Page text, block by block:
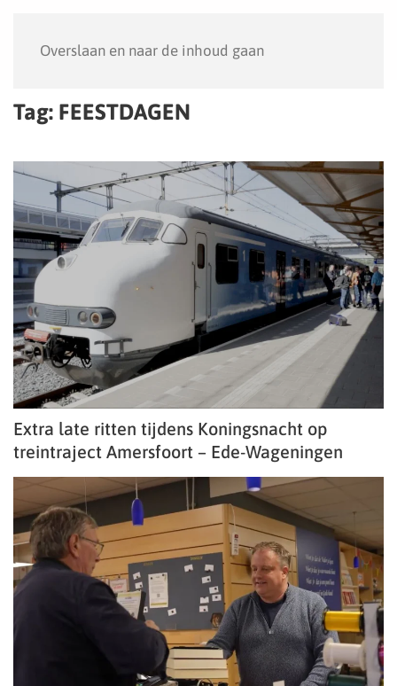
Overslaan en naar de inhoud gaan
Tag: FEESTDAGEN
Extra late ritten tijdens Koningsnacht op
treintraject Amersfoort – Ede-Wageningen